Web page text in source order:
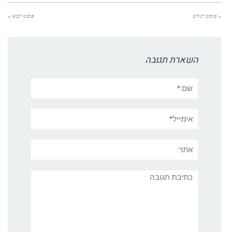
« פוסט קודם פוסט הבא »
השארת תגובה
תגובה